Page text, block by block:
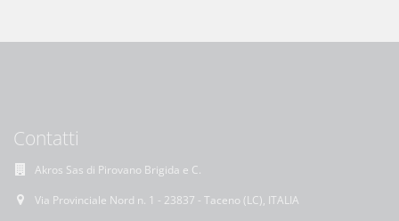
Contatti
Akros Sas di Pirovano Brigida e C.
Via Provinciale Nord n. 1 - 23837 - Taceno (LC), ITALIA